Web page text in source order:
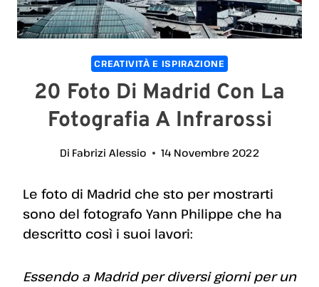
CREATIVITÀ E ISPIRAZIONE
20 Foto Di Madrid Con La
Fotografia A Infrarossi
Di Fabrizi Alessio 14 Novembre 2022
Le foto di Madrid che sto per mostrarti
sono del fotografo Yann Philippe che ha
descritto così i suoi lavori:
Essendo a Madrid per diversi giorni per un